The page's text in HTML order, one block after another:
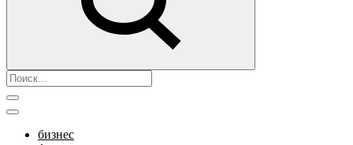
бизнес